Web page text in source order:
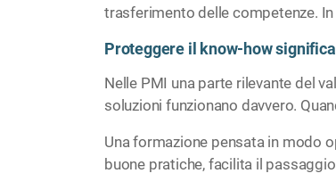
trasferimento delle competenze.
Proteggere il know-how
Nelle PMI una parte rilevante del
soluzioni funzionano davvero.
Una formazione pensata in modo
buone pratiche, facilita il